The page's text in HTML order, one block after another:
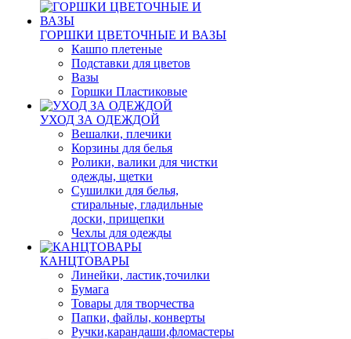
ГОРШКИ ЦВЕТОЧНЫЕ И ВАЗЫ
Кашпо плетеные
Подставки для цветов
Вазы
Горшки Пластиковые
УХОД ЗА ОДЕЖДОЙ
Вешалки, плечики
Корзины для белья
Ролики, валики для чистки
одежды, щетки
Сушилки для белья,
стиральные, гладильные
доски, прищепки
Чехлы для одежды
КАНЦТОВАРЫ
Линейки, ластик,точилки
Бумага
Товары для творчества
Папки, файлы, конверты
Ручки,карандаши,фломастеры